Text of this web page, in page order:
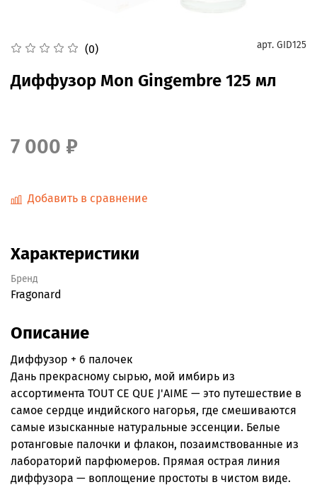
(0) арт. GID125
Диффузор Mon Gingembre 125 мл
7 000 ₽
Добавить в сравнение
Характеристики
Бренд
Fragonard
Описание
Диффузор + 6 палочек
Дань прекрасному сырью, мой имбирь из
ассортимента TOUT CE QUE J'AIME — это путешествие в
самое сердце индийского нагорья, где смешиваются
самые изысканные натуральные эссенции. Белые
ротанговые палочки и флакон, позаимствованные из
лабораторий парфюмеров. Прямая острая линия
диффузора — воплощение простоты в чистом виде.